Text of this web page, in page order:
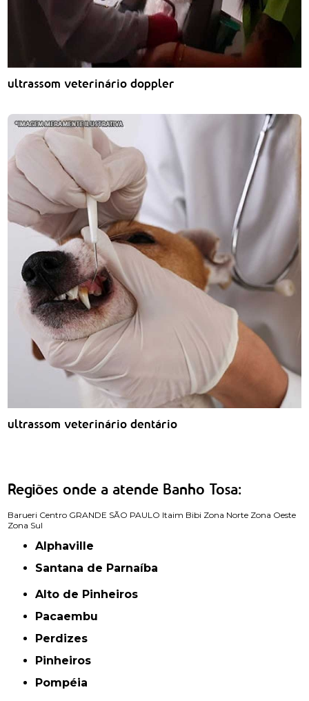
ultrassom veterinário doppler
ultrassom veterinário dentário
Regiões onde a atende Banho Tosa:
Barueri Centro GRANDE SÃO PAULO Itaim Bibi Zona Norte Zona Oeste
Zona Sul
Alphaville
Santana de Parnaíba
Alto de Pinheiros
Pacaembu
Perdizes
Pinheiros
Pompéia